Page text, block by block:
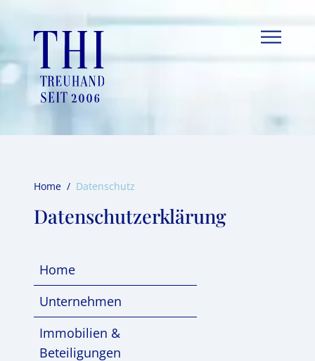
content
Home / Datenschutz
Datenschutzerklärung
Home
Unternehmen
Immobilien &
Beteiligungen